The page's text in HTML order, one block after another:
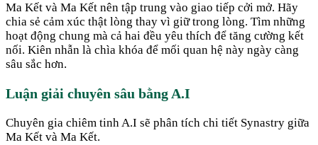
Ma Kết và Ma Kết nên tập trung vào giao tiếp cởi mở. Hãy
chia sẻ cảm xúc thật lòng thay vì giữ trong lòng. Tìm những
hoạt động chung mà cả hai đều yêu thích để tăng cường kết
nối. Kiên nhẫn là chìa khóa để mối quan hệ này ngày càng
sâu sắc hơn.
Luận giải chuyên sâu bằng A.I
Chuyên gia chiêm tinh A.I sẽ phân tích chi tiết Synastry giữa
Ma Kết và Ma Kết.